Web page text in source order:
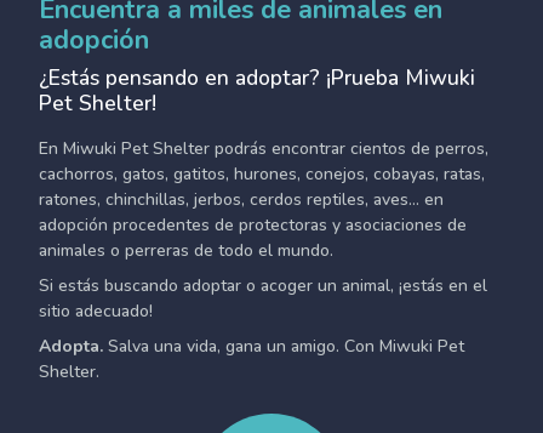
Encuentra a miles de animales en
adopción
¿Estás pensando en adoptar? ¡Prueba Miwuki
Pet Shelter!
En Miwuki Pet Shelter podrás encontrar cientos de perros,
cachorros, gatos, gatitos, hurones, conejos, cobayas, ratas,
ratones, chinchillas, jerbos, cerdos reptiles, aves... en
adopción procedentes de protectoras y asociaciones de
animales o perreras de todo el mundo.
Si estás buscando adoptar o acoger un animal, ¡estás en el
sitio adecuado!
Adopta. Salva una vida, gana un amigo. Con Miwuki Pet
Shelter.